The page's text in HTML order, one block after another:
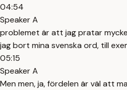
04:54
Speaker A
problemet är att jag pratar
jag bort mina svenska ord, till
05:15
Speaker A
Men men, ja, fördelen är väl att